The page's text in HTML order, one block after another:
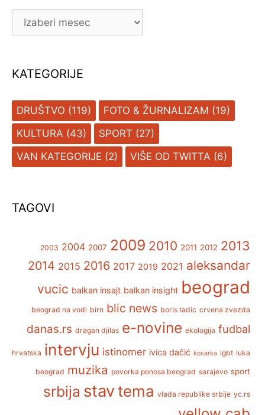
ARHIVA
KATEGORIJE
DRUŠTVO (119) FOTO & ŽURNALIZAM (19)
KULTURA (43) SPORT (27)
VAN KATEGORIJE (2) VIŠE OD TWITTA (6)
TAGOVI
2003 2004 2007 2009 2010 2011 2012 2013
2014 2015 2016 2017 2019 2021 aleksandar
vucic balkan insajt balkan insight beograd
beograd na vodi birn blic news boris tadic crvena zvezda
danas.rs dragan djilas e-novine ekologija fudbal
hrvatska intervju istinomer ivica dačić kosarka lgbt luka
beograd muzika povorka ponosa beograd sarajevo sport
srbija stavtema vlada republike srbije yc.rs